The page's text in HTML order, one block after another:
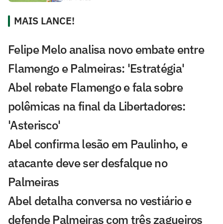
MAIS LANCE!
Felipe Melo analisa novo embate entre
Flamengo e Palmeiras: 'Estratégia'
Abel rebate Flamengo e fala sobre
polêmicas na final da Libertadores:
'Asterisco'
Abel confirma lesão em Paulinho, e
atacante deve ser desfalque no
Palmeiras
Abel detalha conversa no vestiário e
defende Palmeiras com três zagueiros